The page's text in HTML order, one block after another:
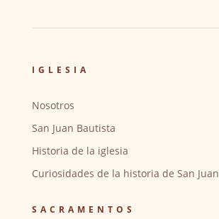
IGLESIA
Nosotros
San Juan Bautista
Historia de la iglesia
Curiosidades de la historia de San Juan
SACRAMENTOS